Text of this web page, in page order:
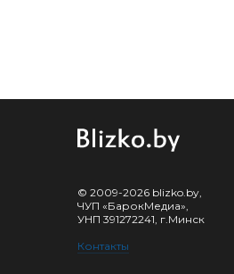
© 2009-2026 blizko.by,
ЧУП «БарокМедиа»,
УНП 391272241, г.Минск
Контакты